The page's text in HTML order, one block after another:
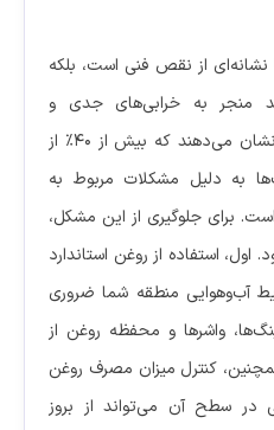
نشانه‌ای از نقص فنی است، بلکه
منجر به خرابی‌های جدی و
هزینه‌های هنگفت شود. آمارها نشان می‌دهند که بیش از ۴۰٪ از
به دلیل مشکلات مربوط به
برای جلوگیری از این مشکل،
اول، استفاده از روغن استاندارد
آب‌وهوایی منطقه شما ضروری
واشرها و محفظه روغن از
کنترل میزان مصرف روغن
در سطح آن می‌تواند از بروز